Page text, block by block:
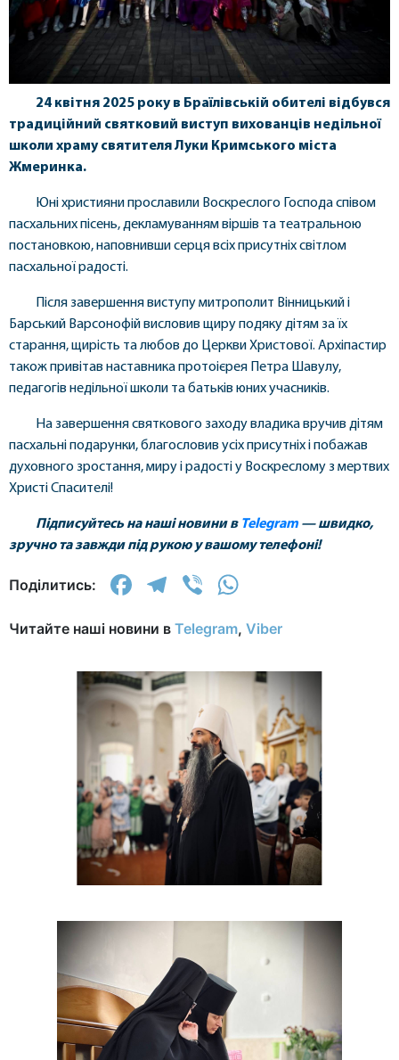
24 квітня 2025 року в Браїлівській обителі відбувся
традиційний святковий виступ вихованців недільної
школи храму святителя Луки Кримського міста
Жмеринка.
Юні християни прославили Воскреслого Господа співом
пасхальних пісень, декламуванням віршів та театральною
постановкою, наповнивши серця всіх присутніх світлом
пасхальної радості.
Після завершення виступу митрополит Вінницький і
Барський Варсонофій висловив щиру подяку дітям за їх
старання, щирість та любов до Церкви Христової. Архіпастир
також привітав наставника протоієрея Петра Шавулу,
педагогів недільної школи та батьків юних учасників.
На завершення святкового заходу владика вручив дітям
пасхальні подарунки, благословив усіх присутніх і побажав
духовного зростання, миру і радості у Воскреслому з мертвих
Христі Спасителі!
Підписуйтесь на наші новини в Telegram — швидко,
зручно та завжди під рукою у вашому телефоні!
Поділитись: Facebook
Telegram
Viber
Читайте наші новини в Telegram, Viber